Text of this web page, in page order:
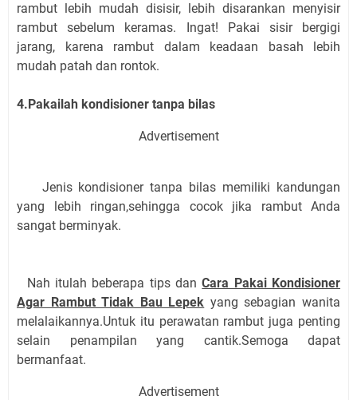
rambut lebih mudah disisir, lebih disarankan menyisir
rambut sebelum keramas. Ingat! Pakai sisir bergigi
jarang, karena rambut dalam keadaan basah lebih
mudah patah dan rontok.
4.Pakailah kondisioner tanpa bilas
Advertisement
Jenis kondisioner tanpa bilas memiliki kandungan
yang lebih ringan,sehingga cocok jika rambut Anda
sangat berminyak.
Nah itulah beberapa tips danCara Pakai Kondisioner
Agar Rambut Tidak Bau Lepek yang sebagian wanita
melalaikannya.Untuk itu perawatan rambut juga penting
selain penampilan yang cantik.Semoga dapat
bermanfaat.
Advertisement